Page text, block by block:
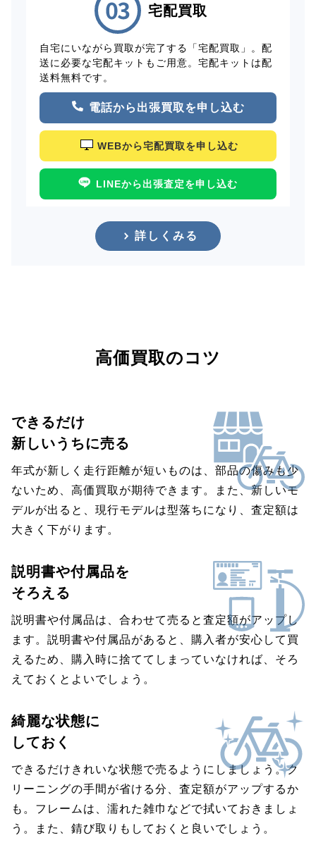
宅配買取
自宅にいながら買取が完了する「宅配買取」。配
送に必要な宅配キットもご用意。宅配キットは配
送料無料です。
電話から出張買取を申し込む
WEBから宅配買取を申し込む
LINEから出張査定を申し込む
詳しくみる
高価買取のコツ
できるだけ
新しいうちに売る
年式が新しく走行距離が短いものは、部品の傷みも少
ないため、高価買取が期待できます。また、新しいモ
デルが出ると、現行モデルは型落ちになり、査定額は
大きく下がります。
説明書や付属品を
そろえる
説明書や付属品は、合わせて売ると査定額がアップし
ます。説明書や付属品があると、購入者が安心して買
えるため、購入時に捨ててしまっていなければ、そろ
えておくとよいでしょう。
綺麗な状態に
しておく
できるだけきれいな状態で売るようにしましょう。ク
リーニングの手間が省ける分、査定額がアップするか
も。フレームは、濡れた雑巾などで拭いておきましょ
う。また、錆び取りもしておくと良いでしょう。